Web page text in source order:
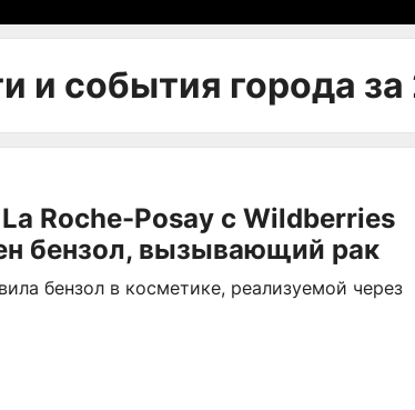
и события города
Roche-Posay с Wildberries
бензол, вызывающий рак
бензол в косметике, реализуемой через